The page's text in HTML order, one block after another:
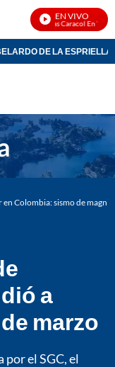
EN VIVO
Noticias Caracol En Vivo
DE LA ESPRIELLA
Colombia: sismo de
a
marzo
el SGC, el